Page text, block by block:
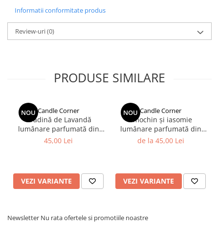
Informatii conformitate produs
Review-uri(0)
PRODUSE SIMILARE
NOU Candle Corner
Grădină de Lavandă
lumânare parfumată din
ceară naturală de soia în
45,00 Lei
VEZI VARIANTE
NOU Candle Corner
Smochin și iasomie
lumânare parfumată din
ceară naturală de soia în
de la 45,00 Lei
VEZI VARIANTE
Newsletter Nu rata ofertele si promotiile noastre